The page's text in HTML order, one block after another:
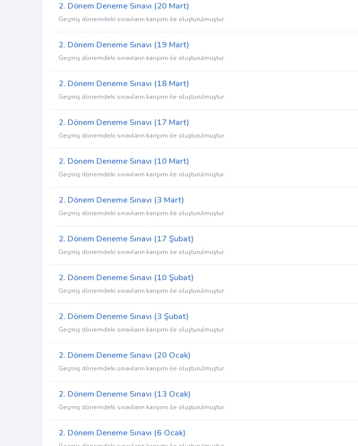
2. Dönem Deneme Sınavı (20 Mart)
Geçmiş dönemdeki sınavların karışımı ile oluşturulmuştur.
2. Dönem Deneme Sınavı (19 Mart)
Geçmiş dönemdeki sınavların karışımı ile oluşturulmuştur.
2. Dönem Deneme Sınavı (18 Mart)
Geçmiş dönemdeki sınavların karışımı ile oluşturulmuştur.
2. Dönem Deneme Sınavı (17 Mart)
Geçmiş dönemdeki sınavların karışımı ile oluşturulmuştur.
2. Dönem Deneme Sınavı (10 Mart)
Geçmiş dönemdeki sınavların karışımı ile oluşturulmuştur.
2. Dönem Deneme Sınavı (3 Mart)
Geçmiş dönemdeki sınavların karışımı ile oluşturulmuştur.
2. Dönem Deneme Sınavı (17 Şubat)
Geçmiş dönemdeki sınavların karışımı ile oluşturulmuştur.
2. Dönem Deneme Sınavı (10 Şubat)
Geçmiş dönemdeki sınavların karışımı ile oluşturulmuştur.
2. Dönem Deneme Sınavı (3 Şubat)
Geçmiş dönemdeki sınavların karışımı ile oluşturulmuştur.
2. Dönem Deneme Sınavı (20 Ocak)
Geçmiş dönemdeki sınavların karışımı ile oluşturulmuştur.
2. Dönem Deneme Sınavı (13 Ocak)
Geçmiş dönemdeki sınavların karışımı ile oluşturulmuştur.
2. Dönem Deneme Sınavı (6 Ocak)